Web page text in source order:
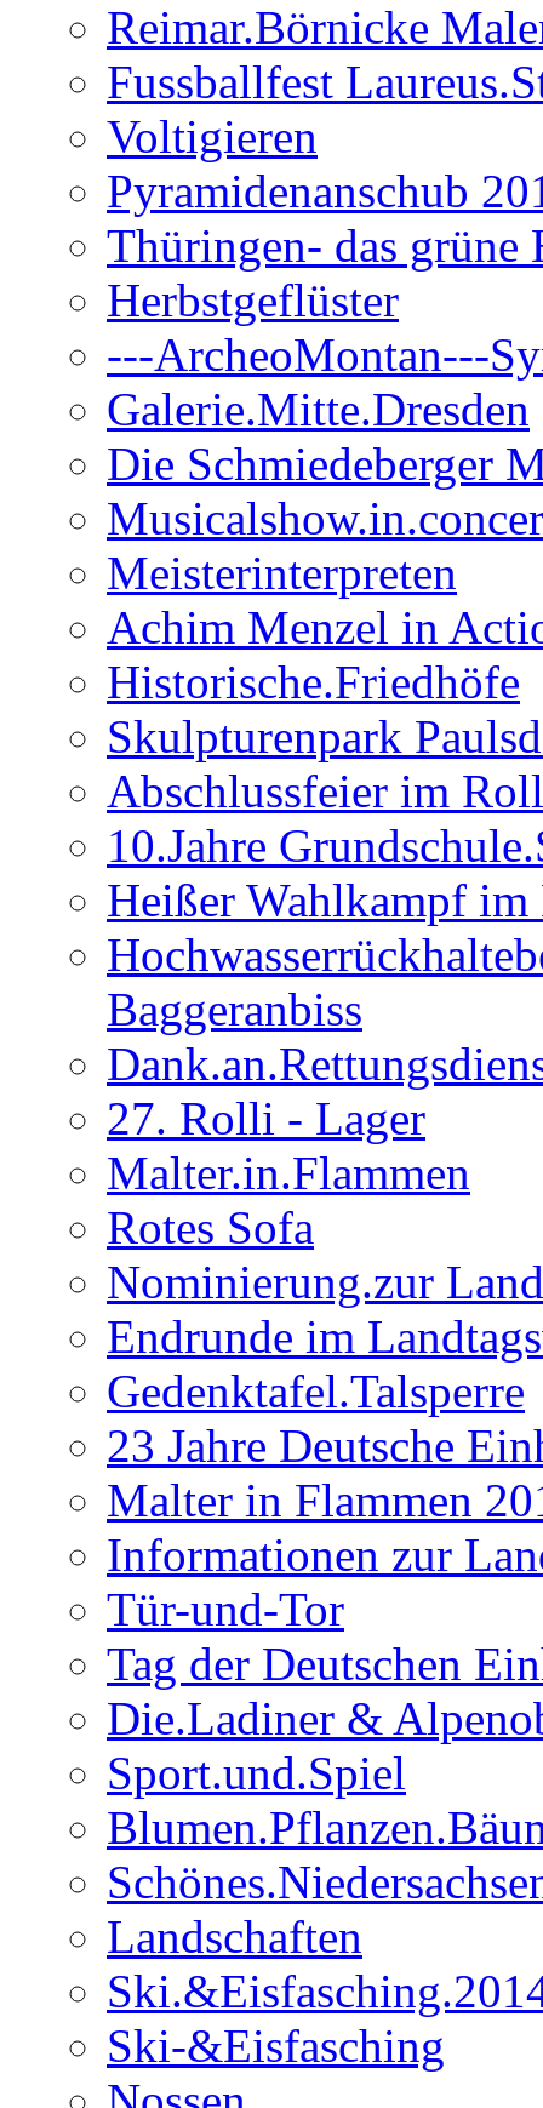
Reimar.Börnicke
Fussballfest
Voltigieren
Pyramidenanschub
Thüringen- das grüne
Herbstgeflüster
---ArcheoMontan---
Galerie.Mitte.Dresden
Die Schmiedeberger
Meisterinterpreten
Achim Menzel in
Historische.Friedhöfe
Skulpturenpark
Abschlussfeier im
10.Jahre
Heißer Wahlkampf im
Baggeranbiss
27. Rolli - Lager
Malter.in.Flammen
Rotes Sofa
Nominierung.zur
Endrunde im
Gedenktafel.Talsperre
23 Jahre Deutsche
Malter in Flammen
Informationen zur
Tür-und-Tor
Tag der Deutschen
Die.Ladiner &
Sport.und.Spiel
Landschaften
Ski-&Eisfasching